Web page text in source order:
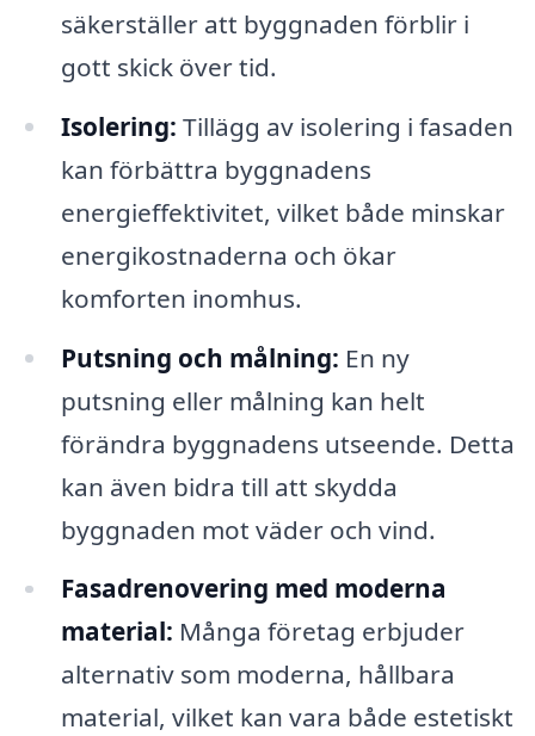
säkerställer att byggnaden förblir i
gott skick över tid.
Isolering: Tillägg av isolering i fasaden
kan förbättra byggnadens
energieffektivitet, vilket både minskar
energikostnaderna och ökar
komforten inomhus.
Putsning och målning: En ny
putsning eller målning kan helt
förändra byggnadens utseende. Detta
kan även bidra till att skydda
byggnaden mot väder och vind.
Fasadrenovering med moderna
material: Många företag erbjuder
alternativ som moderna, hållbara
material, vilket kan vara både estetiskt